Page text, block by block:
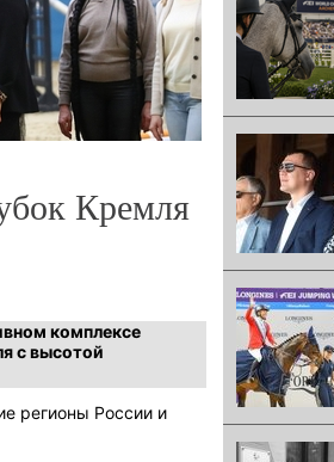
Кремля
комплексе
с высотой
регионы России и